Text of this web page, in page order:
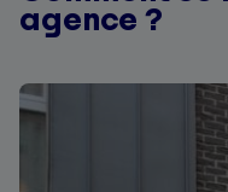
agence ?